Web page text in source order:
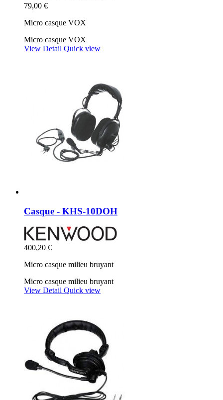
79,00 €
Micro casque VOX
Micro casque VOX
View Detail Quick view
Casque - KHS-10DOH
400,20 €
Micro casque milieu bruyant
Micro casque milieu bruyant
View Detail Quick view